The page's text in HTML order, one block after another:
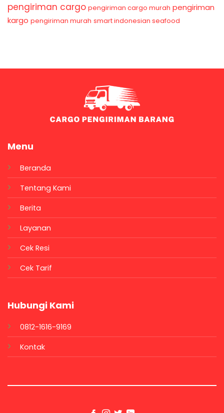
pengiriman cargo pengiriman cargo murah pengiriman
kargo pengiriman murah smart indonesian seafood
Menu
Beranda
Tentang Kami
Berita
Layanan
Cek Resi
Cek Tarif
Hubungi Kami
0812-1616-9169
Kontak